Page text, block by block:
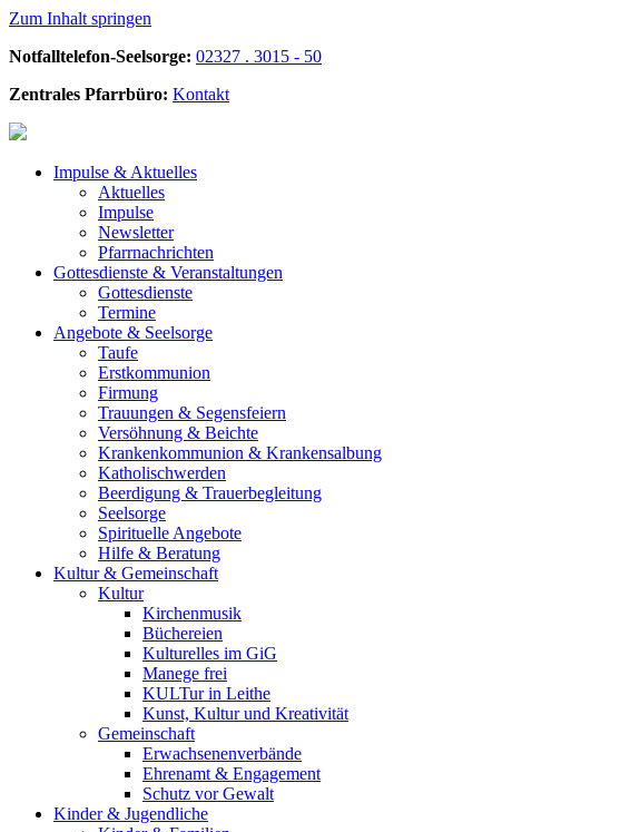
Zum Inhalt springen
Notfalltelefon-Seelsorge: 02327 . 3015 - 50
Zentrales Pfarrbüro: Kontakt
Impulse & Aktuelles
Aktuelles
Impulse
Newsletter
Pfarrnachrichten
Gottesdienste & Veranstaltungen
Gottesdienste
Termine
Angebote & Seelsorge
Taufe
Erstkommunion
Firmung
Trauungen & Segensfeiern
Versöhnung & Beichte
Krankenkommunion & Krankensalbung
Katholischwerden
Beerdigung & Trauerbegleitung
Seelsorge
Spirituelle Angebote
Hilfe & Beratung
Kultur & Gemeinschaft
Kultur
Kirchenmusik
Büchereien
Kulturelles im GiG
Manege frei
KULTur in Leithe
Kunst, Kultur und Kreativität
Gemeinschaft
Erwachsenenverbände
Ehrenamt & Engagement
Schutz vor Gewalt
Kinder & Jugendliche